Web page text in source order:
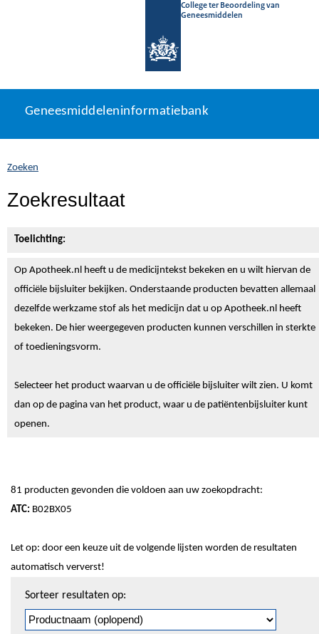
College ter Beoordeling van
Geneesmiddelen
naar
Geneesmiddeleninformatiebank
U
zich
hier:
Geneesmiddeleninformatiebank
Zoeken
Zoekresultaat
Toelichting:
Op Apotheek.nl heeft u de medicijntekst bekeken en u wilt hiervan de
officiële bijsluiter bekijken. Onderstaande producten bevatten allemaal
dezelfde werkzame stof als het medicijn dat u op Apotheek.nl heeft
bekeken. De hier weergegeven producten kunnen verschillen in sterkte
of toedieningsvorm.
Selecteer het product waarvan u de officiële bijsluiter wilt zien. U komt
dan op de pagina van het product, waar u de patiëntenbijsluiter kunt
openen.
81 producten gevonden die voldoen aan uw zoekopdracht:
ATC: B02BX05
Let op: door een keuze uit de volgende lijsten worden de resultaten
automatisch ververst!
pagineren
Sorteer resultaten op: